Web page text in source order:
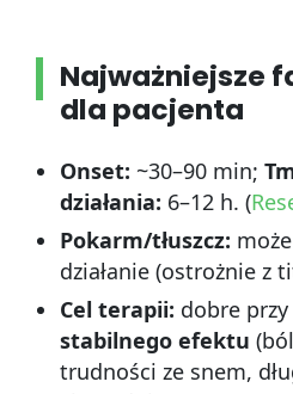
Najważniejsze
dla pacjenta
Onset: ~30–90 min;
działania: 6–12 h. (
Pokarm/tłuszcz:
działanie (ostrożnie z
Cel terapii: dobre
stabilnego efektu
trudności ze snem,